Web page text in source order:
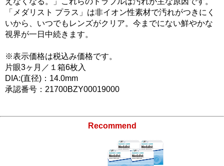
「メダリスト プラス」は非イオン性素材で汚れがつきにく
いから、いつでもレンズがクリア。今までにない鮮やかな
視界が一日中続きます。
※表示価格は税込み価格です。
片眼3ヶ月／１箱6枚入
DIA:(直径)：14.0mm
承認番号：21700BZY00019000
Recommend